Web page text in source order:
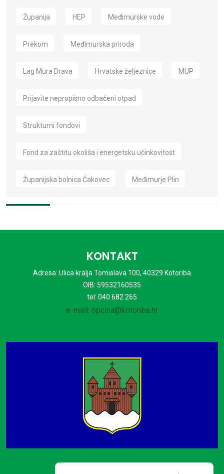
Županija HEP Međimurske vode
Prekom Međimurska priroda
Lag Mura Drava Hrvatske željeznice MUP
Prijavite nepropisno odbačeni otpad
Strukturni fondovi
Fond za zaštitu okoliša i energetsku učinkovitost
Županijska bolnica Čakovec Međimurje Plin
KONTAKT
Adresa: Ulica kralja Tomislava 100, 40329 Kotoriba
OIB: 59532160535
tel: 040 682 265
e-mail: opcina@kotoriba.hr